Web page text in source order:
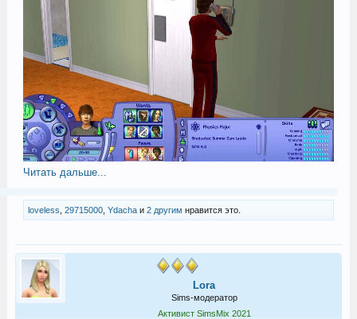
Читать дальше...
loveless 29715000, Ydachaи 2 другим нравится это.
Lora
Sims-модератор
Активист SimsMix 2021